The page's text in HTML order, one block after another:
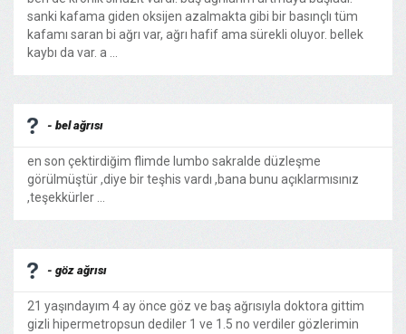
sanki kafama giden oksijen azalmakta gibi bir basınçlı tüm
kafamı saran bi ağrı var, ağrı hafif ama sürekli oluyor. bellek
kaybı da var. a ...
- bel ağrısı
en son çektirdiğim flimde lumbo sakralde düzleşme
görülmüştür ,diye bir teşhis vardı ,bana bunu açıklarmısınız
,teşekkürler ...
- göz ağrısı
21 yaşındayım 4 ay önce göz ve baş ağrısıyla doktora gittim
gizli hipermetropsun dediler 1 ve 1.5 no verdiler gözlerimin